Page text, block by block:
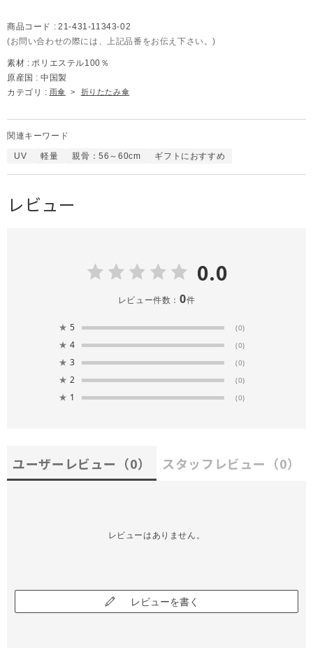
商品コード : 21-431-11343-02
(お問い合わせの際には、上記品番をお伝え下さい。)
素材 : ポリエステル100％
原産国 : 中国製
カテゴリ : 雨傘 > 折りたたみ傘
関連キーワード
UV 軽量 親骨：56～60cm ギフトにおすすめ
レビュー
0.0
レビュー件数： 0件
★ 5 (0)
★ 4 (0)
★ 3 (0)
★ 2 (0)
★ 1 (0)
ユーザーレビュー （0） スタッフレビュー （0）
レビューはありません。
レビューを書く